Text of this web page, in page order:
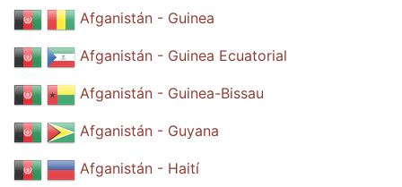
Afganistán - Guinea
Afganistán - Guinea Ecuatorial
Afganistán - Guinea-Bissau
Afganistán - Guyana
Afganistán - Haití